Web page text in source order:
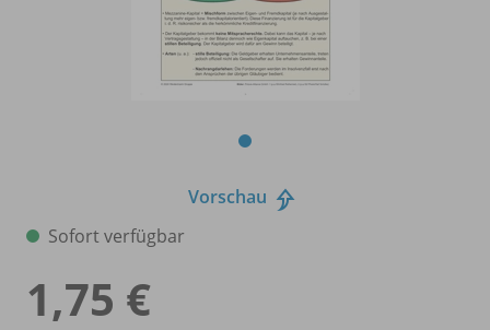
Vorschau
Sofort verfügbar
1,75 €